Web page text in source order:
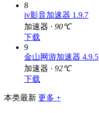
8
iv影音加速器 1.9.7
加速器 · 90℃
下载
9
金山网游加速器 4.9.5
加速器 · 92℃
下载
本类最新 更多 +